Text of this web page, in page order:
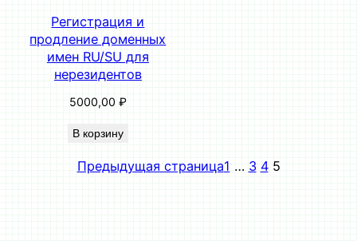
Регистрация и
продление доменных
имен RU/SU для
нерезидентов
5000,00 ₽
В корзину
Предыдущая страница1 … 3 4 5